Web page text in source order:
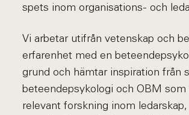
spets inom organisations- och
Vi arbetar utifrån vetenskap och
erfarenhet med en
grund och hämtar inspiration från
beteendepsykologi och OBM som
relevant forskning inom ledarskap,